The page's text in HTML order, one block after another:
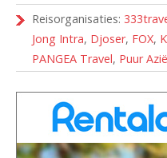
Reisorganisaties:
Jong Intra, Djoser, FOX,
PANGEA Travel, Puur Azië